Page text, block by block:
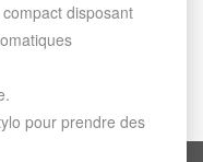
disposant
pour prendre des